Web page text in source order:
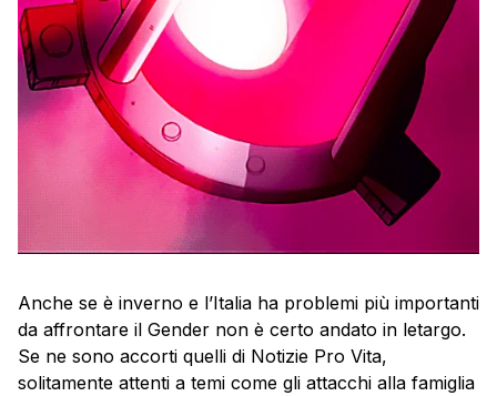
Anche se è inverno e l’Italia ha problemi più importanti
da affrontare il Gender non è certo andato in letargo.
Se ne sono accorti quelli di Notizie Pro Vita,
solitamente attenti a temi come gli attacchi alla famiglia